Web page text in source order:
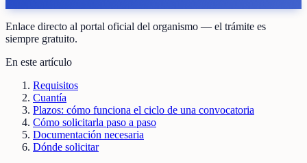
Enlace directo al portal oficial del organismo — el trámite es
siempre gratuito.
En este artículo
Requisitos
Cuantía
Plazos: cómo funciona el ciclo de una convocatoria
Cómo solicitarla paso a paso
Documentación necesaria
Dónde solicitar